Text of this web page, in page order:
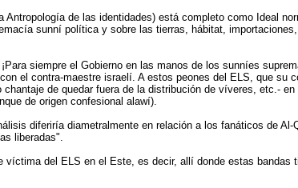
de las identidades) está completo como Ideal
sunní política y sobre las tierras, hábitat,
siempre el Gobierno en las manos de los sunníes
el contra-maestre israelí. A estos peones del ELS, que su
de quedar fuera de la distribución de víveres, etc.-
de origen confesional alawí).
diferiría diametralmente en relación a los fanáticos de
liberadas".
del ELS en el Este, es decir, allí donde estas bandas